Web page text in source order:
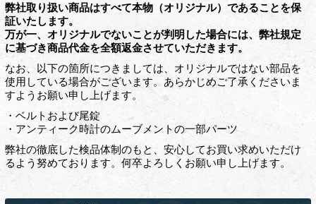
弊社取り扱い商品はすべて本物（オリジナル）であることを保
証いたします。
万が一、オリジナルでないことが判明した場合には、弊社規定
に基づき商品代金を全額返金させていただきます。
なお、以下の箇所につきましては、オリジナルではない部品を
使用している場合がございます。あらかじめご了承くださいま
すようお願い申し上げます。
・ベルトおよび尾錠
・アンティーク時計のムーブメントの一部パーツ
弊社の徹底した検品体制のもと、安心してお買い求めいただけ
るよう努めております。何卒よろしくお願い申し上げます。